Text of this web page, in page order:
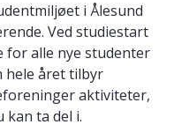
i Ålesund
Ved studiestart
for alle nye studenter
hele året tilbyr
aktiviteter,
kan ta del i.